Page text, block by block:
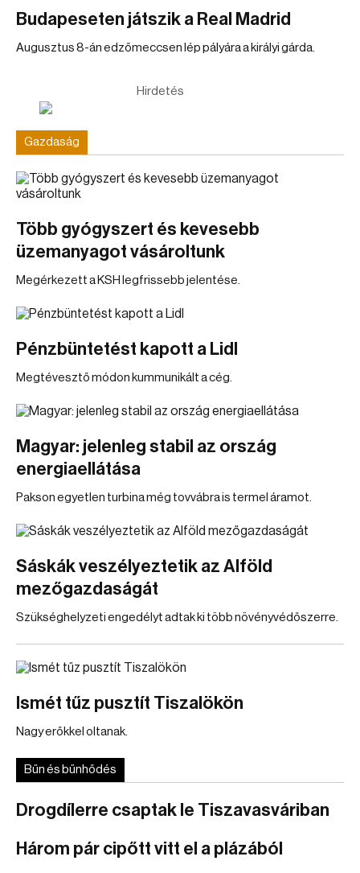
Budapeseten játszik a Real Madrid
Augusztus 8-án edzőmeccsen lép pályára a királyi gárda.
Hirdetés
Gazdaság
Több gyógyszert és kevesebb
üzemanyagot vásároltunk
Megérkezett a KSH legfrissebb jelentése.
Pénzbüntetést kapott a Lidl
Megtévesztő módon kummunikált a cég.
Magyar: jelenleg stabil az ország
energiaellátása
Pakson egyetlen turbina még tovvábra is termel áramot.
Sáskák veszélyeztetik az Alföld
mezőgazdaságát
Szükséghelyzeti engedélyt adtak ki több növényvédőszerre.
Ismét tűz pusztít Tiszalökön
Nagy erőkkel oltanak.
Bűn és bűnhődés
Drogdílerre csaptak le Tiszavasváriban
Három pár cipőtt vitt el a plázából